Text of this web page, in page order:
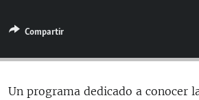
ESPECIALES
ESPECIALES
LA REALIDAD DE LA VIVIENDA EN CUBA
MULTIMEDIA
EDITORIALES
Compartir
Un programa dedicado a conocer